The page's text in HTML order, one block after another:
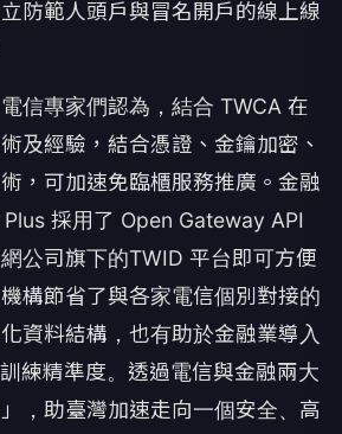
防範人頭戶與冒名開戶的線上線
專家們認為，結合 TWCA 在
及經驗，結合憑證、金鑰加密、
，可加速免臨櫃服務推廣。金融
採用了 Open Gateway API
公司旗下的TWID 平台即可方便
構節省了與各家電信個別對接的
資料結構，也有助於金融業導入
練精準度。透過電信與金融兩大
，助臺灣加速走向一個安全、高